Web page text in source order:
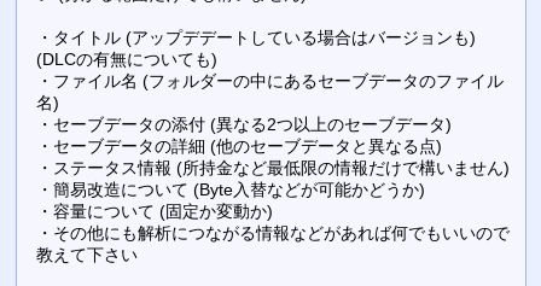
・タイトル (アップデデートしている場合はバージョンも)
(DLCの有無についても)
・ファイル名 (フォルダーの中にあるセーブデータのファイル
名)
・セーブデータの添付 (異なる2つ以上のセーブデータ)
・セーブデータの詳細 (他のセーブデータと異なる点)
・ステータス情報 (所持金など最低限の情報だけで構いません)
・簡易改造について (Byte入替などが可能かどうか)
・容量について (固定か変動か)
・その他にも解析につながる情報などがあれば何でもいいので
教えて下さい